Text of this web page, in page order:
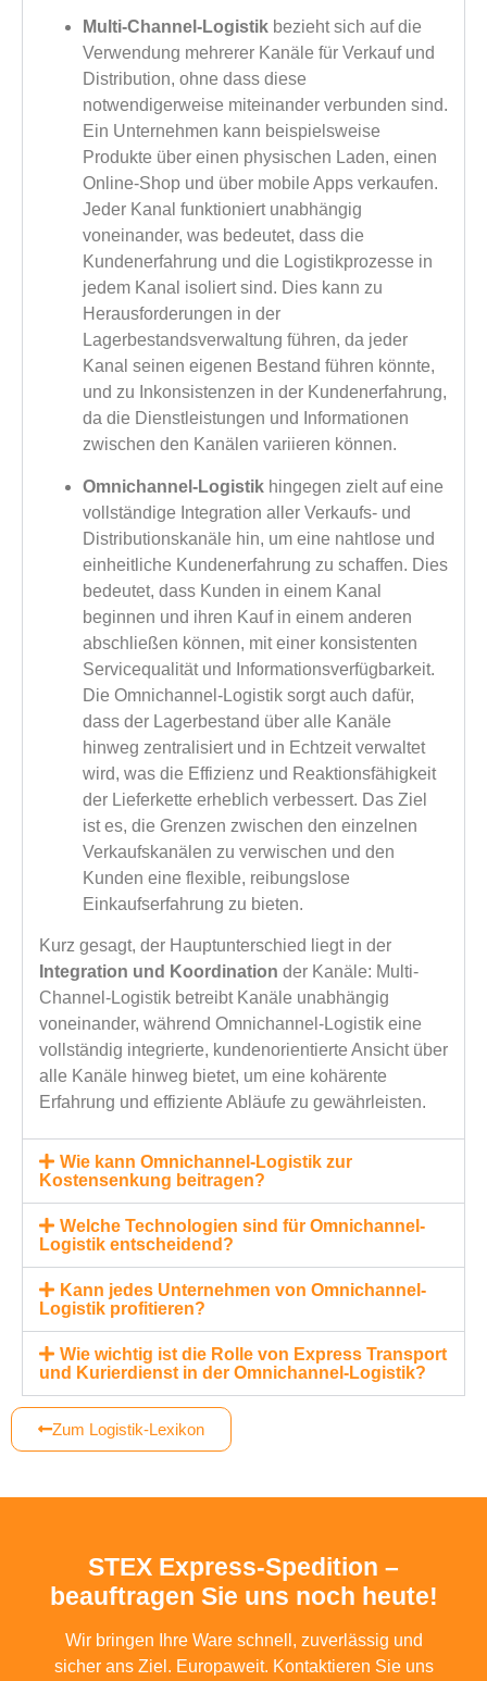
Multi-Channel-Logistik bezieht sich auf die
Verwendung mehrerer Kanäle für Verkauf und
Distribution, ohne dass diese
notwendigerweise miteinander verbunden sind.
Ein Unternehmen kann beispielsweise
Produkte über einen physischen Laden, einen
Online-Shop und über mobile Apps verkaufen.
Jeder Kanal funktioniert unabhängig
voneinander, was bedeutet, dass die
Kundenerfahrung und die Logistikprozesse in
jedem Kanal isoliert sind. Dies kann zu
Herausforderungen in der
Lagerbestandsverwaltung führen, da jeder
Kanal seinen eigenen Bestand führen könnte,
und zu Inkonsistenzen in der Kundenerfahrung,
da die Dienstleistungen und Informationen
zwischen den Kanälen variieren können.
Omnichannel-Logistik hingegen zielt auf eine
vollständige Integration aller Verkaufs- und
Distributionskanäle hin, um eine nahtlose und
einheitliche Kundenerfahrung zu schaffen. Dies
bedeutet, dass Kunden in einem Kanal
beginnen und ihren Kauf in einem anderen
abschließen können, mit einer konsistenten
Servicequalität und Informationsverfügbarkeit.
Die Omnichannel-Logistik sorgt auch dafür,
dass der Lagerbestand über alle Kanäle
hinweg zentralisiert und in Echtzeit verwaltet
wird, was die Effizienz und Reaktionsfähigkeit
der Lieferkette erheblich verbessert. Das Ziel
ist es, die Grenzen zwischen den einzelnen
Verkaufskanälen zu verwischen und den
Kunden eine flexible, reibungslose
Einkaufserfahrung zu bieten.
Kurz gesagt, der Hauptunterschied liegt in der
Integration und Koordination der Kanäle: Multi-
Channel-Logistik betreibt Kanäle unabhängig
voneinander, während Omnichannel-Logistik eine
vollständig integrierte, kundenorientierte Ansicht über
alle Kanäle hinweg bietet, um eine kohärente
Erfahrung und effiziente Abläufe zu gewährleisten.
Wie kann Omnichannel-Logistik zur
Kostensenkung beitragen?
Welche Technologien sind für Omnichannel-
Logistik entscheidend?
Kann jedes Unternehmen von Omnichannel-
Logistik profitieren?
Wie wichtig ist die Rolle von Express Transport
und Kurierdienst in der Omnichannel-Logistik?
Zum Logistik-Lexikon
STEX Express-Spedition –
beauftragen Sie uns noch heute!
Wir bringen Ihre Ware schnell, zuverlässig und
sicher ans Ziel. Europaweit. Kontaktieren Sie uns